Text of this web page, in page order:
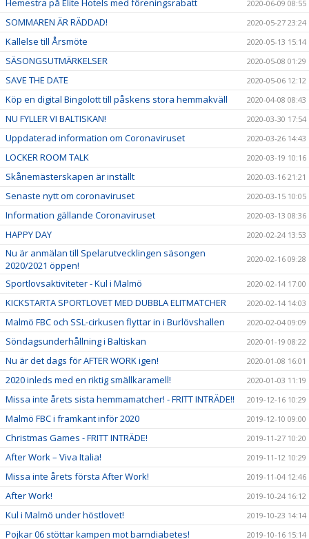
Hemestra på Elite Hotels med föreningsrabatt 2020-06-09 08:55
SOMMAREN ÄR RÄDDAD! 2020-05-27 23:24
Kallelse till Årsmöte 2020-05-13 15:14
SÄSONGSUTMÄRKELSER 2020-05-08 01:29
SAVE THE DATE 2020-05-06 12:12
Köp en digital Bingolott till påskens stora hemmakväll 2020-04-08 08:43
NU FYLLER VI BALTISKAN! 2020-03-30 17:54
Uppdaterad information om Coronaviruset 2020-03-26 14:43
LOCKER ROOM TALK 2020-03-19 10:16
Skånemästerskapen är inställt 2020-03-16 21:21
Senaste nytt om coronaviruset 2020-03-15 10:05
Information gällande Coronaviruset 2020-03-13 08:36
HAPPY DAY 2020-02-24 13:53
Nu är anmälan till Spelarutvecklingen säsongen
2020/2021 öppen!
2020-02-16 09:28
Sportlovsaktiviteter - Kul i Malmö 2020-02-14 17:00
KICKSTARTA SPORTLOVET MED DUBBLA ELITMATCHER 2020-02-14 14:03
Malmö FBC och SSL-cirkusen flyttar in i Burlövshallen 2020-02-04 09:09
Söndagsunderhållning i Baltiskan 2020-01-19 08:22
Nu är det dags för AFTER WORK igen! 2020-01-08 16:01
2020 inleds med en riktig smällkaramell! 2020-01-03 11:19
Missa inte årets sista hemmamatcher! - FRITT INTRÄDE!! 2019-12-16 10:29
Malmö FBC i framkant inför 2020 2019-12-10 09:00
Christmas Games - FRITT INTRÄDE! 2019-11-27 10:20
After Work – Viva Italia! 2019-11-12 10:29
Missa inte årets första After Work! 2019-11-04 12:46
After Work! 2019-10-24 16:12
Kul i Malmö under höstlovet! 2019-10-23 14:14
Pojkar 06 stöttar kampen mot barndiabetes! 2019-10-16 15:14